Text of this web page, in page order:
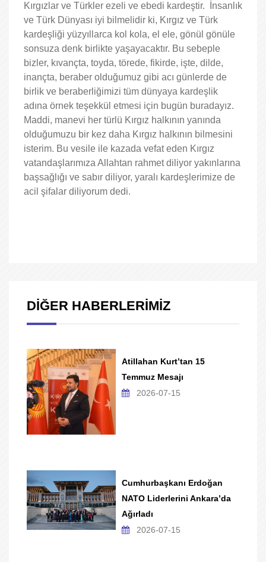
Kırgızlar ve Türkler ezeli ve ebedi kardeştir. İnsanlık
ve Türk Dünyası iyi bilmelidir ki, Kırgız ve Türk
kardeşliği yüzyıllarca kol kola, el ele, gönül gönüle
sonsuza denk birlikte yaşayacaktır. Bu sebeple
bizler, kıvançta, toyda, törede, fikirde, işte, dilde,
inançta, beraber olduğumuz gibi acı günlerde de
birlik ve beraberliğimizi tüm dünyaya kardeşlik
adına örnek teşekkül etmesi için bugün buradayız.
Maddi, manevi her türlü Kırgız halkının yanında
olduğumuzu bir kez daha Kırgız halkının bilmesini
isterim. Bu vesile ile kazada vefat eden Kırgız
vatandaşlarımıza Allahtan rahmet diliyor yakınlarına
başsağlığı ve sabır diliyor, yaralı kardeşlerimize de
acil şifalar diliyorum dedi.
DİĞER HABERLERİMİZ
Atillahan Kurt’tan 15
Temmuz Mesajı
2026-07-15
Cumhurbaşkanı Erdoğan
NATO Liderlerini Ankara’da
Ağırladı
2026-07-15